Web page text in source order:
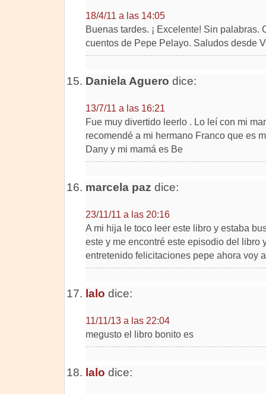
18/4/11 a las 14:05
Buenas tardes. ¡ Excelente! Sin palabras.
cuentos de Pepe Pelayo. Saludos desde
Daniela Aguero dice:
13/7/11 a las 16:21
Fue muy divertido leerlo . Lo leí con mi
recomendé a mi hermano Franco que es
Dany y mi mamá es Be
marcela paz dice:
23/11/11 a las 20:16
A mi hija le toco leer este libro y estaba
este y me encontré este episodio del libro
entretenido felicitaciones pepe ahora voy
lalo dice:
11/11/13 a las 22:04
megusto el libro bonito es
lalo dice: